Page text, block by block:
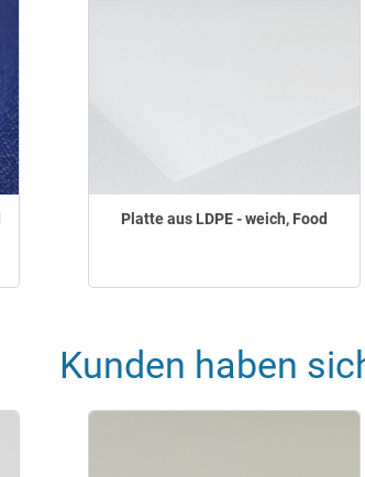
Platte aus LDPE - weich, Food
Kunden haben